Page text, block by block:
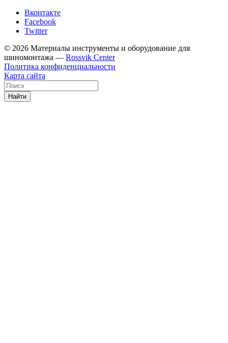
Вконтакте
Facebook
Twitter
© 2026 Материалы инструменты и оборудование для
шиномонтажа — Rossvik Center
Политика конфиденциальности
Карта сайта
Найти